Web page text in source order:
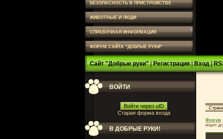
БЕЗОПАСНОСТЬ В ПРИСТРОЙСТВЕ
ЖИВОТНЫЕ И ЛЮДИ
СПРАВОЧНАЯ ИНФОРМАЦИЯ
ФОРУМ САЙТА "ДОБРЫЕ РУКИ"
Сайт "Добрые руки"|Регистрация|Вход|
ВОЙТИ
Войти через uID
Старая форма входа
В ДОБРЫЕ РУКИ!
Форум
ищет